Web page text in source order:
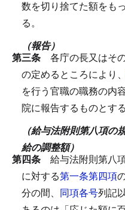
数を切り捨てた額をも
る。
（報告）
第三条 各庁の長又はそ
の定めるところにより、
を行う官職の職務の内
院に報告するものとする
（給与法附則第八項
給の調整額）
第四条 給与法附則第八
に対する第一条第四項
分の間、 同項各号列記